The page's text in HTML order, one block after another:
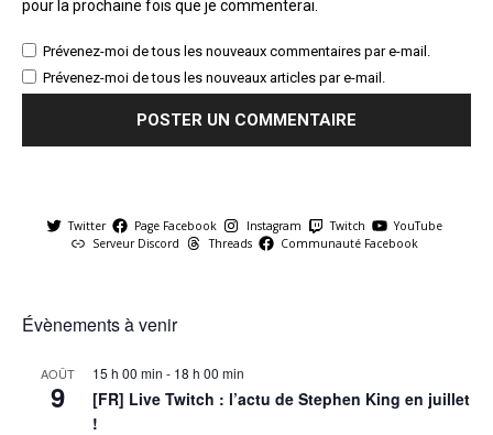
pour la prochaine fois que je commenterai.
Prévenez-moi de tous les nouveaux commentaires par e-mail.
Prévenez-moi de tous les nouveaux articles par e-mail.
Twitter Page Facebook Instagram Twitch
YouTube
Serveur Discord
Threads Communauté Facebook
Évènements à venir
AOÛT
9
15 h 00 min - 18 h 00 min
[FR] Live Twitch : l’actu de Stephen King en juillet
!